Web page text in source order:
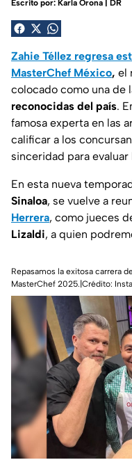
Escrito por: Karla Orona | DR
Zahie Téllez regresa
MasterChef México, el
colocado como una de
reconocidas del país.
famosa experta en las
calificar a los
sinceridad para evaluar
En esta nueva
Sinaloa, se vuelve a
Herrera, como jueces
Lizaldi, a quien
Repasamos la exitosa carrera
MasterChef 2025.|Crédito: